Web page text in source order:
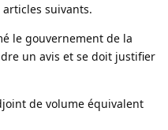
suivants.
le gouvernement de la
un avis et se doit justifier
de volume équivalent